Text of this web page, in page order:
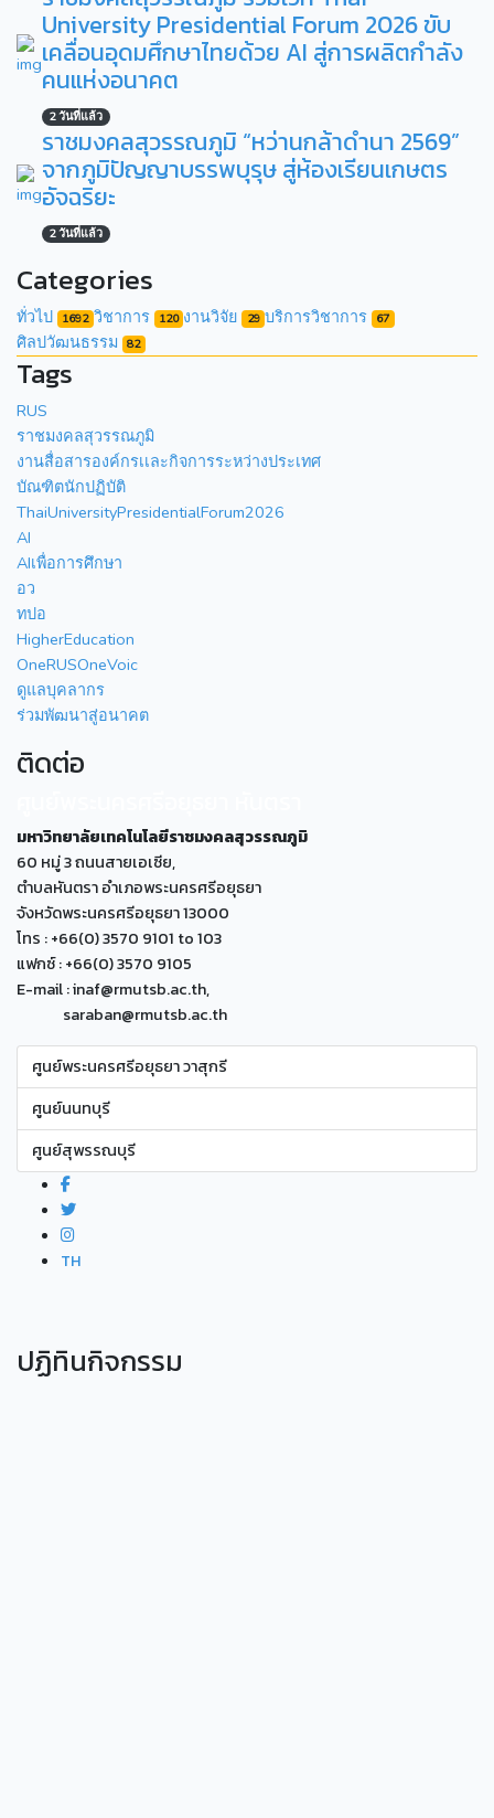
University Presidential Forum 2026 ขับ
เคลื่อนอุดมศึกษาไทยด้วย AI สู่การผลิตกำลัง
คนแห่งอนาคต
2 วันที่แล้ว
ราชมงคลสุวรรณภูมิ “หว่านกล้าดำนา 2569”
จากภูมิปัญญาบรรพบุรุษ สู่ห้องเรียนเกษตร
อัจฉริยะ
2 วันที่แล้ว
Categories
ทั่วไป 1692 วิชาการ 120 งานวิจัย 29 บริการวิชาการ 67
ศิลปวัฒนธรรม 82
Tags
RUS
ราชมงคลสุวรรณภูมิ
งานสื่อสารองค์กรเเละกิจการระหว่างประเทศ
บัณฑิตนักปฏิบัติ
ThaiUniversityPresidentialForum2026
AI
AIเพื่อการศึกษา
อว
ทปอ
HigherEducation
OneRUSOneVoic
ดูแลบุคลากร
ร่วมพัฒนาสู่อนาคต
ติดต่อ
มหาวิทยาลัยเทคโนโลยีราชมงคลสุวรรณภูมิ
60 หมู่ 3 ถนนสายเอเซีย,
ตำบลหันตรา อำเภอพระนครศรีอยุธยา
จังหวัดพระนครศรีอยุธยา 13000
โทร : +66(0) 3570 9101 to 103
แฟกซ์ : +66(0) 3570 9105
E-mail : inaf@rmutsb.ac.th,
saraban@rmutsb.ac.th
ศูนย์พระนครศรีอยุธยา วาสุกรี
ศูนย์นนทบุรี
ศูนย์สุพรรณบุรี
TH
ปฏิทินกิจกรรม